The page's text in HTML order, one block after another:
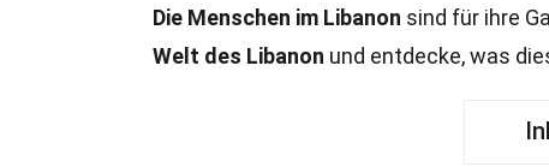
Die Menschen im Libanon sind für ihre
Welt des Libanon und entdecke, was